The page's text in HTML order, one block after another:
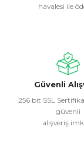
Ürün resmi
Ürün fiyatı
Bu ürüne
havalesi ile
Güvenli
256 bit SSL
güvenli
alışveriş